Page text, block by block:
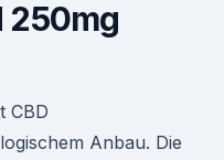
250mg
CBD
Anbau. Die